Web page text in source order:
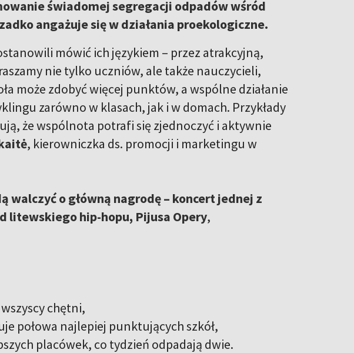
świadomej segregacji odpadów wśród
angażuje się w działania proekologiczne.
mówić ich językiem – przez atrakcyjną,
nie tylko uczniów, ale także nauczycieli,
może zdobyć więcej punktów, a wspólne działanie
zarówno w klasach, jak i w domach. Przykłady
że wspólnota potrafi się zjednoczyć i aktywnie
, kierowniczka ds. promocji i marketingu w
walczyć o główną nagrodę – koncert jednej z
litewskiego hip-hopu, Pijusa Ope­ry,
chętni,
połowa najlepiej punktujących szkół,
placówek, co tydzień odpadają dwie.